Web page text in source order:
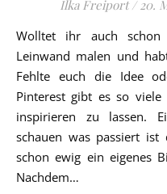
Ilka Freiport / 20.
Wolltet ihr auch schon immer ein eigenes Bild auf
Leinwand malen und
Fehlte euch die Idee
Pinterest gibt es so viele
inspirieren zu lassen.
schauen was passiert
schon ewig ein eigenes
Nachdem…